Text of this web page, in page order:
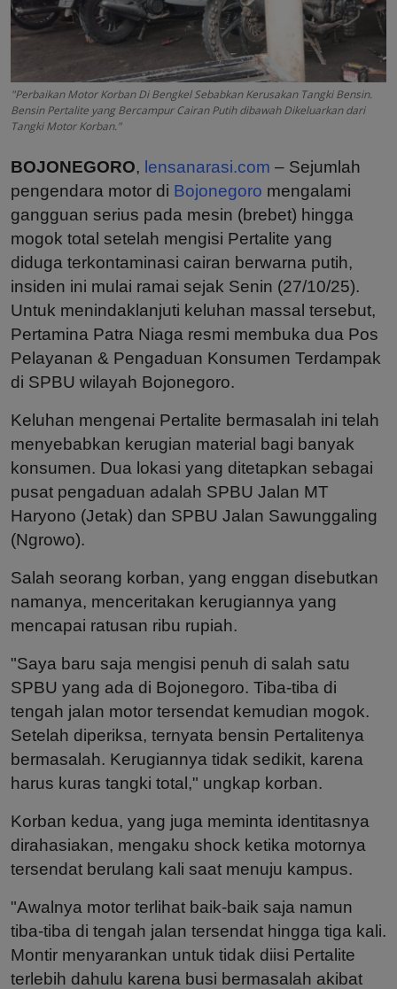
"Perbaikan Motor Korban Di Bengkel Sebabkan Kerusakan Tangki Bensin.
Bensin Pertalite yang Bercampur Cairan Putih dibawah Dikeluarkan dari
Tangki Motor Korban."
BOJONEGORO, lensanarasi.com – Sejumlah
pengendara motor di Bojonegoro mengalami
gangguan serius pada mesin (brebet) hingga
mogok total setelah mengisi Pertalite yang
diduga terkontaminasi cairan berwarna putih,
insiden ini mulai ramai sejak Senin (27/10/25).
Untuk menindaklanjuti keluhan massal tersebut,
Pertamina Patra Niaga resmi membuka dua Pos
Pelayanan & Pengaduan Konsumen Terdampak
di SPBU wilayah Bojonegoro.
Keluhan mengenai Pertalite bermasalah ini telah
menyebabkan kerugian material bagi banyak
konsumen. Dua lokasi yang ditetapkan sebagai
pusat pengaduan adalah SPBU Jalan MT
Haryono (Jetak) dan SPBU Jalan Sawunggaling
(Ngrowo).
Salah seorang korban, yang enggan disebutkan
namanya, menceritakan kerugiannya yang
mencapai ratusan ribu rupiah.
"Saya baru saja mengisi penuh di salah satu
SPBU yang ada di Bojonegoro. Tiba-tiba di
tengah jalan motor tersendat kemudian mogok.
Setelah diperiksa, ternyata bensin Pertalitenya
bermasalah. Kerugiannya tidak sedikit, karena
harus kuras tangki total," ungkap korban.
Korban kedua, yang juga meminta identitasnya
dirahasiakan, mengaku shock ketika motornya
tersendat berulang kali saat menuju kampus.
"Awalnya motor terlihat baik-baik saja namun
tiba-tiba di tengah jalan tersendat hingga tiga kali.
Montir menyarankan untuk tidak diisi Pertalite
terlebih dahulu karena busi bermasalah akibat